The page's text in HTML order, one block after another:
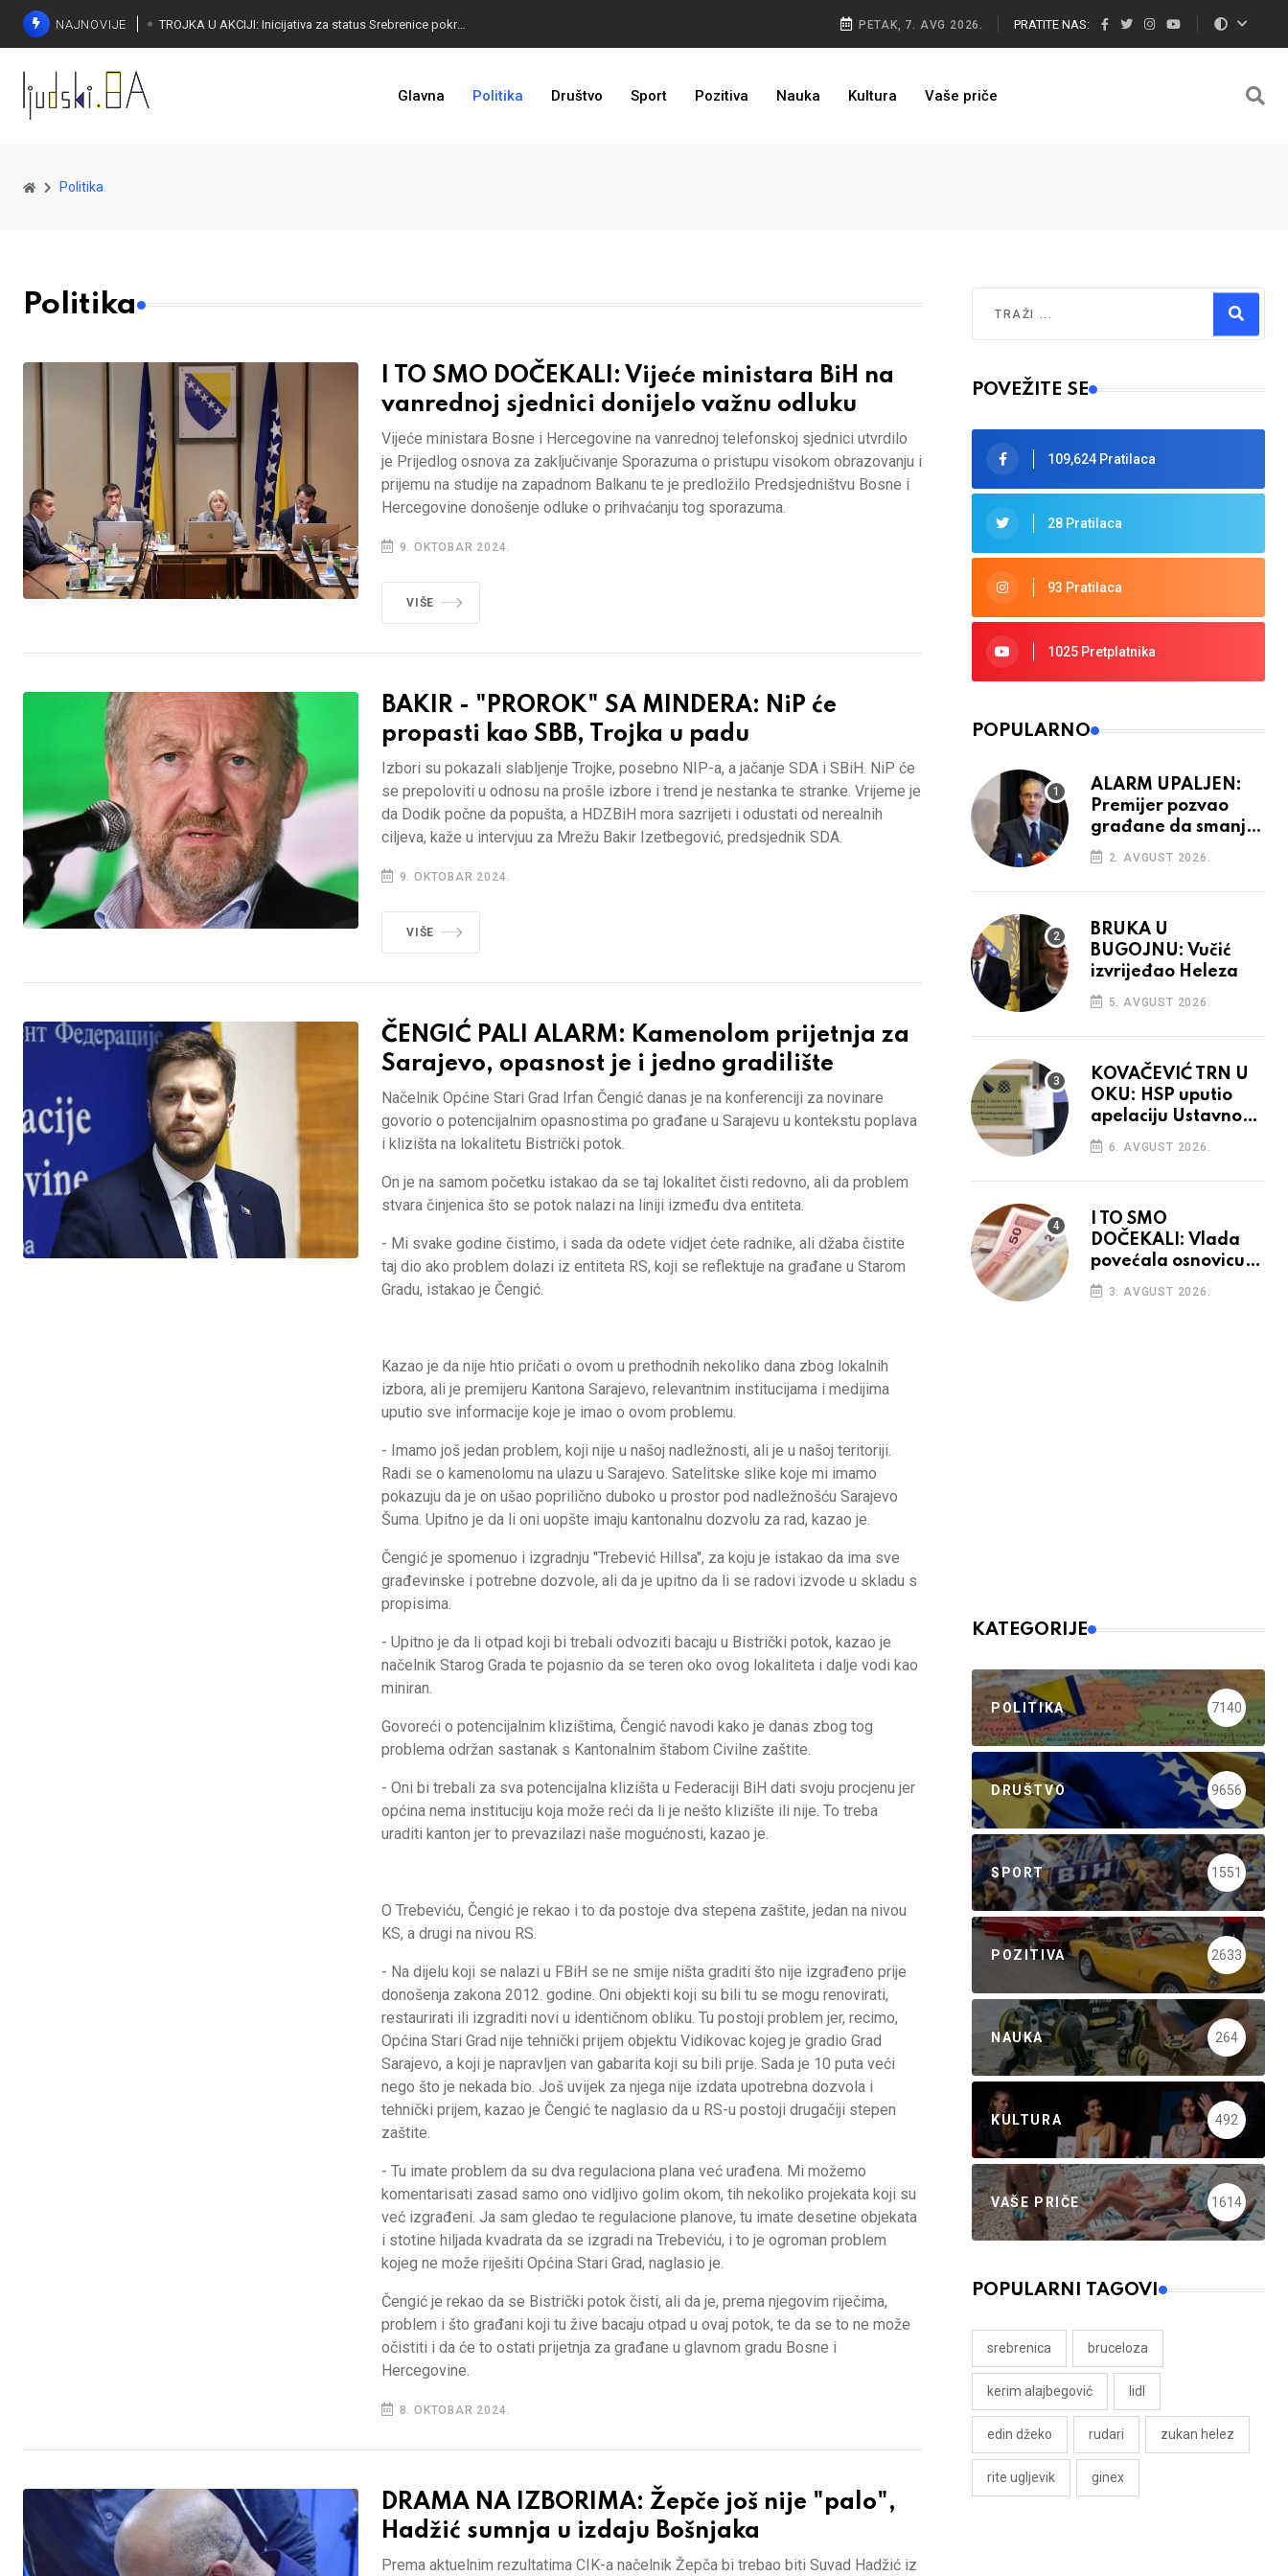
NAJNOVIJE TROJKA U AKCIJI: Inicijativa za status Srebrenice pokrenuta
ZASTRAŠIVANJE I PRITISCI: Saslušane još 4 osobe, 26 na popisu
PETAK, 7. AVG 2026. PRATITE NAS:
Glavna Politika Društvo Sport Pozitiva Nauka Kultura Vaše priče
Politika
Politika
I TO SMO DOČEKALI: Vijeće ministara BiH na
vanrednoj sjednici donijelo važnu odluku
Vijeće ministara Bosne i Hercegovine na vanrednoj telefonskoj sjednici utvrdilo
je Prijedlog osnova za zaključivanje Sporazuma o pristupu visokom obrazovanju i
prijemu na studije na zapadnom Balkanu te je predložilo Predsjedništvu Bosne i
Hercegovine donošenje odluke o prihvaćanju tog sporazuma.
9. OKTOBAR 2024.
VIŠE
BAKIR - "PROROK" SA MINDERA: NiP će
propasti kao SBB, Trojka u padu
Izbori su pokazali slabljenje Trojke, posebno NIP-a, a jačanje SDA i SBiH. NiP će
se prepoloviti u odnosu na prošle izbore i trend je nestanka te stranke. Vrijeme je
da Dodik počne da popušta, a HDZBiH mora sazrijeti i odustati od nerealnih
ciljeva, kaže u intervjuu za Mrežu Bakir Izetbegović, predsjednik SDA.
9. OKTOBAR 2024.
VIŠE
ČENGIĆ PALI ALARM: Kamenolom prijetnja za
Sarajevo, opasnost je i jedno gradilište
Načelnik Općine Stari Grad Irfan Čengić danas je na konferenciji za novinare
govorio o potencijalnim opasnostima po građane u Sarajevu u kontekstu poplava
i klizišta na lokalitetu Bistrički potok.
On je na samom početku istakao da se taj lokalitet čisti redovno, ali da problem
stvara činjenica što se potok nalazi na liniji između dva entiteta.
- Mi svake godine čistimo, i sada da odete vidjet ćete radnike, ali džaba čistite
taj dio ako problem dolazi iz entiteta RS, koji se reflektuje na građane u Starom
Gradu, istakao je Čengić.
Kazao je da nije htio pričati o ovom u prethodnih nekoliko dana zbog lokalnih
izbora, ali je premijeru Kantona Sarajevo, relevantnim institucijama i medijima
uputio sve informacije koje je imao o ovom problemu.
- Imamo još jedan problem, koji nije u našoj nadležnosti, ali je u našoj teritoriji.
Radi se o kamenolomu na ulazu u Sarajevo. Satelitske slike koje mi imamo
pokazuju da je on ušao poprilično duboko u prostor pod nadležnošću Sarajevo
Šuma. Upitno je da li oni uopšte imaju kantonalnu dozvolu za rad, kazao je.
Čengić je spomenuo i izgradnju "Trebević Hillsa", za koju je istakao da ima sve
građevinske i potrebne dozvole, ali da je upitno da li se radovi izvode u skladu s
propisima.
- Upitno je da li otpad koji bi trebali odvoziti bacaju u Bistrički potok, kazao je
načelnik Starog Grada te pojasnio da se teren oko ovog lokaliteta i dalje vodi kao
miniran.
Govoreći o potencijalnim klizištima, Čengić navodi kako je danas zbog tog
problema održan sastanak s Kantonalnim štabom Civilne zaštite.
- Oni bi trebali za sva potencijalna klizišta u Federaciji BiH dati svoju procjenu jer
općina nema instituciju koja može reći da li je nešto klizište ili nije. To treba
uraditi kanton jer to prevazilazi naše mogućnosti, kazao je.
O Trebeviću, Čengić je rekao i to da postoje dva stepena zaštite, jedan na nivou
KS, a drugi na nivou RS.
- Na dijelu koji se nalazi u FBiH se ne smije ništa graditi što nije izgrađeno prije
donošenja zakona 2012. godine. Oni objekti koji su bili tu se mogu renovirati,
restaurirati ili izgraditi novi u identičnom obliku. Tu postoji problem jer, recimo,
Općina Stari Grad nije tehnički prijem objektu Vidikovac kojeg je gradio Grad
Sarajevo, a koji je napravljen van gabarita koji su bili prije. Sada je 10 puta veći
nego što je nekada bio. Još uvijek za njega nije izdata upotrebna dozvola i
tehnički prijem, kazao je Čengić te naglasio da u RS-u postoji drugačiji stepen
zaštite.
- Tu imate problem da su dva regulaciona plana već urađena. Mi možemo
komentarisati zasad samo ono vidljivo golim okom, tih nekoliko projekata koji su
već izgrađeni. Ja sam gledao te regulacione planove, tu imate desetine objekata
i stotine hiljada kvadrata da se izgradi na Trebeviću, i to je ogroman problem
kojeg ne može riješiti Općina Stari Grad, naglasio je.
Čengić je rekao da se Bistrički potok čisti, ali da je, prema njegovim riječima,
problem i što građani koji tu žive bacaju otpad u ovaj potok, te da se to ne može
očistiti i da će to ostati prijetnja za građane u glavnom gradu Bosne i
Hercegovine.
8. OKTOBAR 2024.
DRAMA NA IZBORIMA: Žepče još nije "palo",
Hadžić sumnja u izdaju Bošnjaka
Prema aktuelnim rezultatima CIK-a načelnik Žepča bi trebao biti Suvad Hadžić iz
Type 2 or more characters for results.
POVEŽITE SE
109,624 Pratilaca
28 Pratilaca
93 Pratilaca
1025 Pretplatnika
POPULARNO
ALARM UPALJEN:
Premijer pozvao
građane da smanje
potrošnju struje
2. AVGUST 2026.
BRUKA U
BUGOJNU: Vučić
izvrijeđao Heleza
5. AVGUST 2026.
KOVAČEVIĆ TRN U
OKU: HSP uputio
apelaciju Ustavnom
sudu BiH
6. AVGUST 2026.
I TO SMO
DOČEKALI: Vlada
povećala osnovicu
za obračun plaća
budžetskim
3. AVGUST 2026.
KATEGORIJE
POLITIKA 7140
DRUŠTVO 9656
SPORT 1551
POZITIVA 2633
NAUKA 264
KULTURA 492
VAŠE PRIČE 1614
POPULARNI TAGOVI
srebrenica bruceloza
kerim alajbegović lidl
edin džeko rudari zukan helez
rite ugljevik ginex